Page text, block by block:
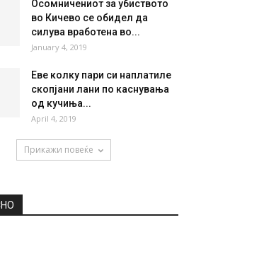
Осомничениот за убиството
во Кичево се обидел да
силува вработена во...
January 4, 2019
Еве колку пари си наплатиле
скопјани лани по каснувања
од кучиња...
April 4, 2019
Прикажи повеќе